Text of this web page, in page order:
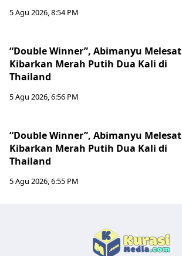
5 Agu 2026, 8:54 PM
“Double Winner”, Abimanyu Melesat
Kibarkan Merah Putih Dua Kali di
Thailand
5 Agu 2026, 6:56 PM
“Double Winner”, Abimanyu Melesat
Kibarkan Merah Putih Dua Kali di
Thailand
5 Agu 2026, 6:55 PM